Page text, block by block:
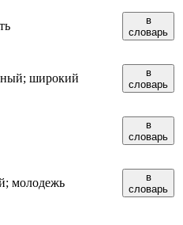
в
словарь
широкий
в
словарь
в
словарь
молодежь
в
словарь